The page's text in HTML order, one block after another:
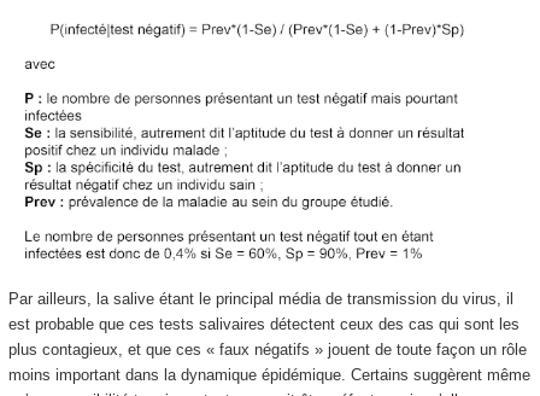
Par ailleurs, la salive étant le principal média de transmission du virus, il
est probable que ces tests salivaires détectent ceux des cas qui sont les
plus contagieux, et que ces « faux négatifs » jouent de toute façon un rôle
moins important dans la dynamique épidémique. Certains suggèrent même